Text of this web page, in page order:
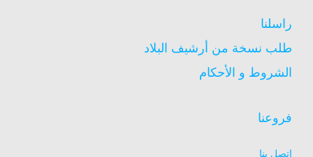
راسلنا
طلب نسخة من أرشيف البلاد
الشروط و الأحكام
فروعنا
اتصل بنا